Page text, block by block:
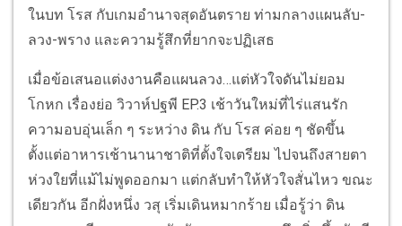
ในบท โรส กับเกมอำนาจสุดอันตราย ท่ามกลางแผนลับ-
ลวง-พราง และความรู้สึกที่ยากจะปฏิเสธ
เมื่อข้อเสนอแต่งงานคือแผนลวง…แต่หัวใจดันไม่ยอม
โกหก เรื่องย่อ วิวาห์ปฐพี EP.3 เช้าวันใหม่ที่ไร่แสนรัก
ความอบอุ่นเล็ก ๆ ระหว่าง ดิน กับ โรส ค่อย ๆ ชัดขึ้น
ตั้งแต่อาหารเช้านานาชาติที่ตั้งใจเตรียม ไปจนถึงสายตา
ห่วงใยที่แม้ไม่พูดออกมา แต่กลับทำให้หัวใจสั่นไหว ขณะ
เดียวกัน อีกฝั่งหนึ่ง วสุ เริ่มเดินหมากร้าย เมื่อรู้ว่า ดิน